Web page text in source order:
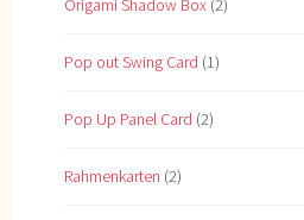
Origami Shadow Box (2)
Pop out Swing Card (1)
Pop Up Panel Card (2)
Rahmenkarten (2)